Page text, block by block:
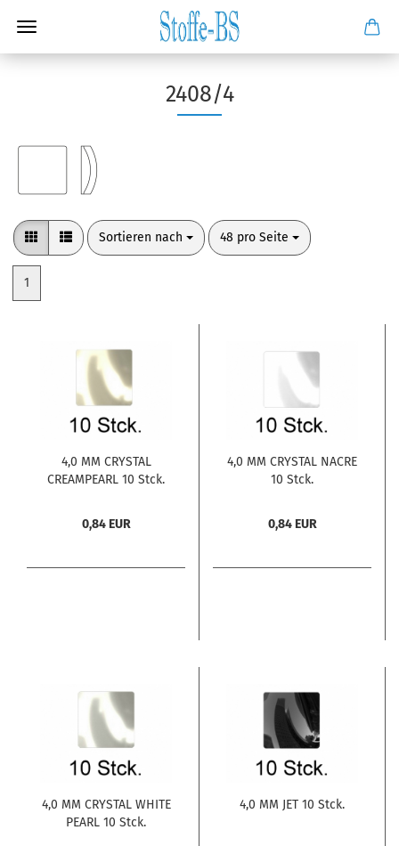
2408/4
Sortieren nach
Sortieren nach 48 pro Seite
pro Seite
1
4,0 MM CRYSTAL
CREAMPEARL 10 Stck.
0,84 EUR
4,0 MM CRYSTAL NACRE
10 Stck.
0,84 EUR
4,0 MM CRYSTAL WHITE
PEARL 10 Stck.
4,0 MM JET 10 Stck.